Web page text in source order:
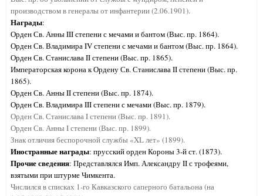
производством в генералы от инфантерии (2.06.1901).
Награды:
Орден Св. Анны III степени с мечами и бантом (Выс. пр. 1864).
Орден Св. Владимира IV степени с мечами и бантом (Выс. пр. 1864).
Орден Св. Станислава II степени (Выс. пр. 1865).
Императорская корона к Ордену Св. Станислава II степени (Выс. пр.
1865).
Орден Св. Анны II степени (Выс. пр. 1874).
Орден Св. Владимира III степени с мечами (Выс. пр. 1879).
Орден Св. Станислава I степени (Выс. пр. 1891).
Орден Св. Анны I степени (Выс. пр. 1899).
Знак отличия беспорочной службы «XL лет» (1899).
Иностранные награды: прусский орден Короны 3-й ст. (1873).
Прочие сведения: Представлялся Имп. Александру II с трофеями,
взятыми при штурме Чимкента.
Числился в списках 1-го Кавказского саперного батальона (на